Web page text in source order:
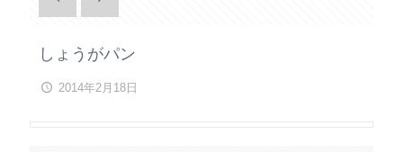
しょうがパン
2014年2月18日